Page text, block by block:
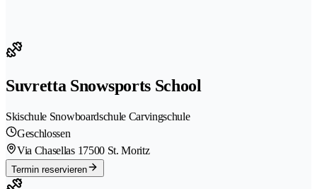
Suvretta Snowsports School
Skischule Snowboardschule Carvingschule
Geschlossen
Via Chasellas 17500 St. Moritz
Termin reservieren